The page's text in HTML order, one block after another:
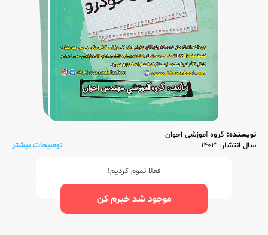
نویسنده: گروه آموزشی اخوان
سال انتشار: 1403
توضیحات بیشتر
فعلا تموم کردیم!
موجود شد خبرم کن